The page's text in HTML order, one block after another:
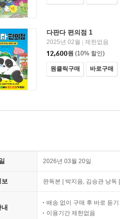
다판다 편의점 1
2025년 02월 | 제한없음
12,600원 (10% 할인)
원클릭구매 바로구매
2026년 03월 20일
완독본 | 박지음, 김승관 낭독
내
배송 없이 구매 후 바로 듣기
이용기간 제한없음